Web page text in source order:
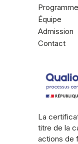
Programme
Équipe
Admission
Contact
La
titre de la
actions de